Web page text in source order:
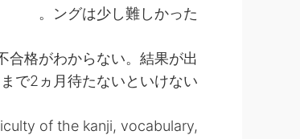
ングは少し難しかった。
合格がわからない。結果が出
で2ヵ月待たないといけない。🙄
of the kanji, vocabulary,